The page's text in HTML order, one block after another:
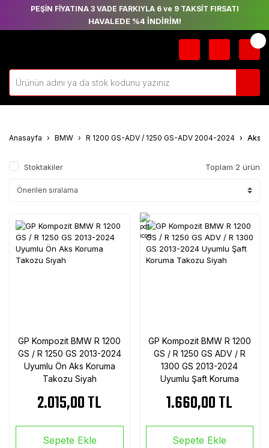
PEŞİN FİYATINA 3 VADE FARKIYLA 6 ve 9 TAKSİT FIRSATI
HAVALEDE %4 İNDİRİM!
Anasayfa BMW R 1200 GS-ADV / 1250 GS-ADV 2004-2024 Aks
Stoktakiler Toplam 2 ürün
GP Kompozit BMW R 1200
GS / R 1250 GS 2013-2024
Uyumlu Ön Aks Koruma
Takozu Siyah
2.015,00 TL
Sepete Ekle
GP Kompozit BMW R 1200
GS / R 1250 GS ADV / R
1300 GS 2013-2024
Uyumlu Şaft Koruma
1.660,00 TL
Sepete Ekle